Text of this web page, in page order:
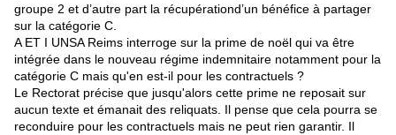
groupe 2 et d’autre part la récupérationd’un bénéfice à partager
sur la catégorie C.
A ET I UNSA Reims interroge sur la prime de noël qui va être
intégrée dans le nouveau régime indemnitaire notamment pour la
catégorie C mais qu'en est-il pour les contractuels ?
Le Rectorat précise que jusqu'alors cette prime ne reposait sur
aucun texte et émanait des reliquats. Il pense que cela pourra se
reconduire pour les contractuels mais ne peut rien garantir. Il